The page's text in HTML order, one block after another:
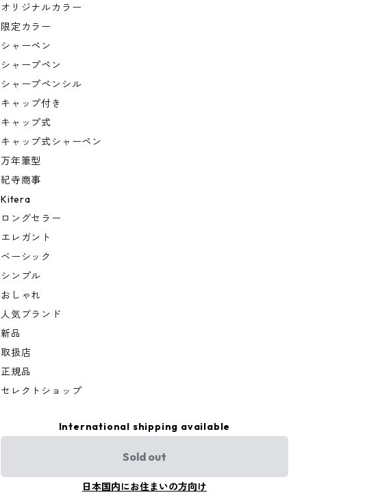
オリジナルカラー
限定カラー
シャーペン
シャープペン
シャープペンシル
キャップ付き
キャップ式
キャップ式シャーペン
万年筆型
紀寺商事
Kitera
ロングセラー
エレガント
ベーシック
シンプル
おしゃれ
人気ブランド
新品
取扱店
正規品
セレクトショップ
International shipping available
Sold out
日本国内にお住まいの方向け